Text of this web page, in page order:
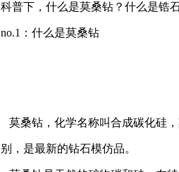
科普下，什么是莫桑钻？什么是锆
no.1： 什么是莫桑钻
莫桑钻，化学名称叫合成碳化硅
别，是最新的钻石模仿品。